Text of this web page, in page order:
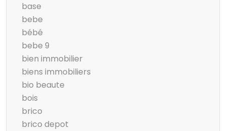
base
bebe
bébé
bebe 9
bien immobilier
biens immobiliers
bio beaute
bois
brico
brico depot